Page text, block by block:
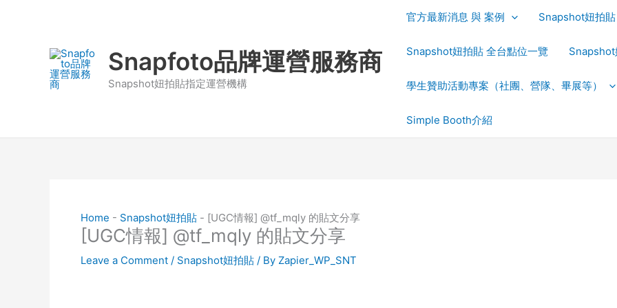
Snapfoto品牌運營服務商
Snapshot妞拍貼指定運營機構
官方最新消息 與 案例 Snapshot妞拍
Snapshot妞拍貼 全台點位一覽 Snapshot
學生贊助活動專案（社團、營隊、畢展等）
Simple Booth介紹
Home - Snapshot妞拍貼 - [UGC情報] @tf_mqly 的貼文分享
[UGC情報] @tf_mqly 的貼文分享
Leave a Comment / Snapshot妞拍貼 / By Zapier_WP_SNT